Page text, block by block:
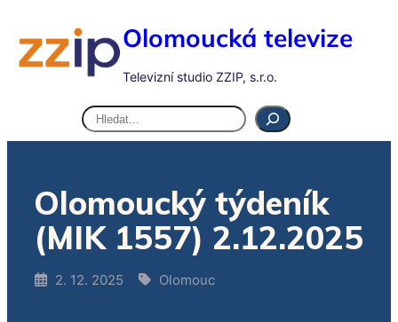
Olomoucká televize
Televizní studio ZZIP, s.r.o.
Hledat
Olomoucký týdeník
(MIK 1557) 2.12.2025
2. 12. 2025 Olomouc